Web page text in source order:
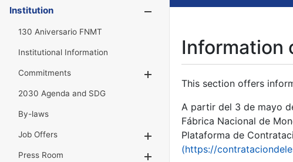
Institution
130 Aniversario FNMT
Institutional Information
Commitments
2030 Agenda and SDG
By-laws
Job Offers
Show/Hide
Press Room
Show/Hide
Information
This section offers
A partir del 3 de mayo
Fábrica Nacional de
Plataforma de
(https://